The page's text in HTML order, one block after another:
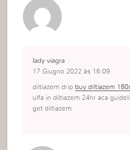
lady viagra
17 Giugno 2022 às 16:09
diltiazem drip buy diltiazem
ulfa in diltiazem 24hr aca
get diltiazem